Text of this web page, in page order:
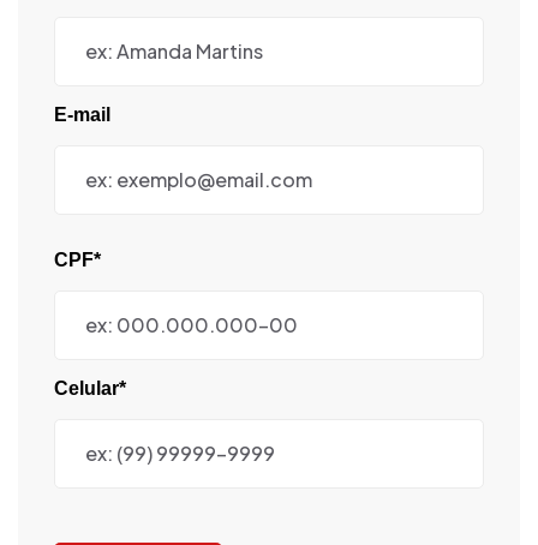
E-mail
CPF*
Celular*